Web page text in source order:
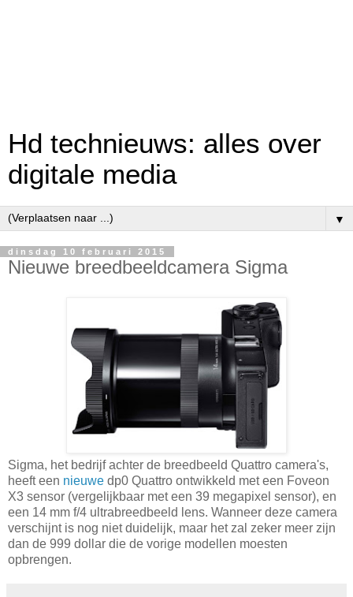
Hd technieuws: alles over
digitale media
▼
dinsdag 10 februari 2015
Nieuwe breedbeeldcamera Sigma
Sigma, het bedrijf achter de breedbeeld Quattro camera's,
heeft een nieuwe dp0 Quattro ontwikkeld met een Foveon
X3 sensor (vergelijkbaar met een 39 megapixel sensor), en
een 14 mm f/4 ultrabreedbeeld lens. Wanneer deze camera
verschijnt is nog niet duidelijk, maar het zal zeker meer zijn
dan de 999 dollar die de vorige modellen moesten
opbrengen.